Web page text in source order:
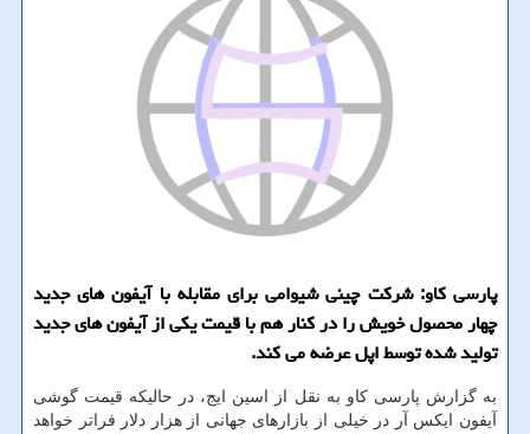
پارسی كاو: شركت چینی شیوامی برای مقابله با آیفون های جدید
چهار محصول خویش را در كنار هم با قیمت یكی از آیفون های جدید
تولید شده توسط اپل عرضه می كند.
به گزارش پارسی كاو به نقل از اسین ایج، در حالیكه قیمت گوشی
آیفون ایكس آر در خیلی از بازارهای جهانی از هزار دلار فراتر خواهد